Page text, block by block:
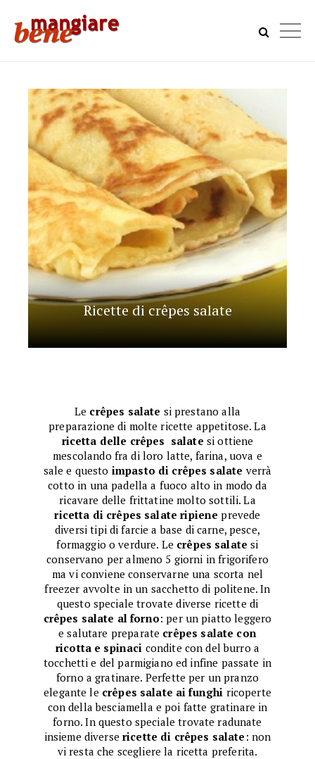
Ricette di crêpes salate
Le crêpes salate si prestano alla
preparazione di molte ricette appetitose. La
ricetta delle crêpes salate si ottiene
mescolando fra di loro latte, farina, uova e
sale e questo impasto di crêpes salate verrà
cotto in una padella a fuoco alto in modo da
ricavare delle frittatine molto sottili. La
ricetta di crêpes salate ripiene prevede
diversi tipi di farcie a base di carne, pesce,
formaggio o verdure. Le crêpes salate si
conservano per almeno 5 giorni in frigorifero
ma vi conviene conservarne una scorta nel
freezer avvolte in un sacchetto di politene. In
questo speciale trovate diverse ricette di
crêpes salate al forno: per un piatto leggero
e salutare preparate crêpes salate con
ricotta e spinaci condite con del burro a
tocchetti e del parmigiano ed infine passate in
forno a gratinare. Perfette per un pranzo
elegante le crêpes salate ai funghi ricoperte
con della besciamella e poi fatte gratinare in
forno. In questo speciale trovate radunate
insieme diversericette di crêpes salate : non
vi resta che scegliere la ricetta preferita.